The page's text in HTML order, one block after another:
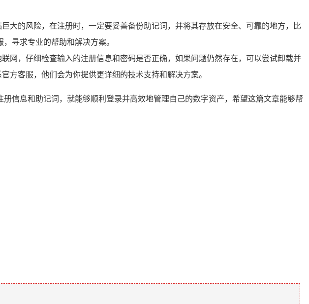
大的风险，在注册时，一定要妥善备份助记词，并将其存放在安全、可靠的地方，比
寻求专业的帮助和解决方案。
网，仔细检查输入的注册信息和密码是否正确，如果问题仍然存在，可以尝试卸载并
方客服，他们会为你提供更详细的技术支持和解决方案。
信息和助记词，就能够顺利登录并高效地管理自己的数字资产，希望这篇文章能够帮